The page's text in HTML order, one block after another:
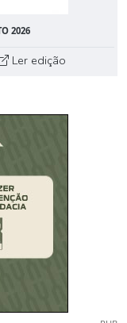
2026
Ler edição